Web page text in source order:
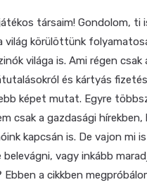
társaim! Gondolom, ti
világ körülöttünk
világa is. Ami régen csak
és kártyás
képet mutat. Egyre
csak a gazdasági hírekben,
kapcsán is. De vajon mi
vagy inkább
a cikkben